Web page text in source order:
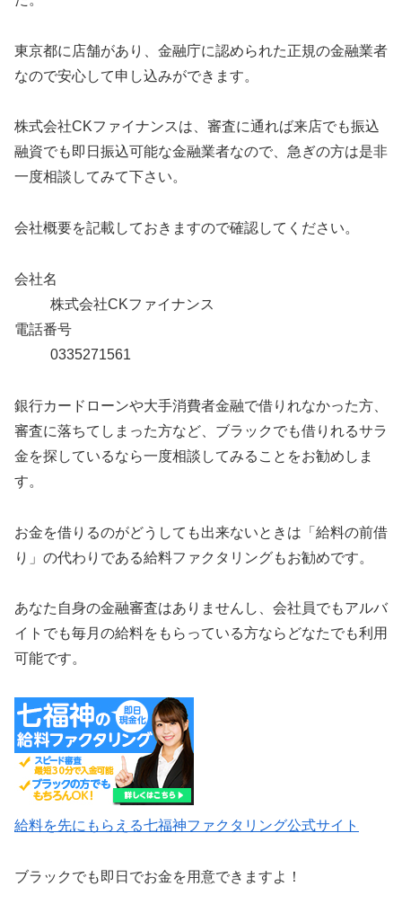
東京都に店舗があり、金融庁に認められた正規の金融業者
なので安心して申し込みができます。
株式会社CKファイナンスは、審査に通れば来店でも振込
融資でも即日振込可能な金融業者なので、急ぎの方は是非
一度相談してみて下さい。
会社概要を記載しておきますので確認してください。
会社名
株式会社CKファイナンス
電話番号
0335271561
銀行カードローンや大手消費者金融で借りれなかった方、
審査に落ちてしまった方など、ブラックでも借りれるサラ
金を探しているなら一度相談してみることをお勧めしま
す。
お金を借りるのがどうしても出来ないときは「給料の前借
り」の代わりである給料ファクタリングもお勧めです。
あなた自身の金融審査はありませんし、会社員でもアルバ
イトでも毎月の給料をもらっている方ならどなたでも利用
可能です。
給料を先にもらえる七福神ファクタリング公式サイト
ブラックでも即日でお金を用意できますよ！